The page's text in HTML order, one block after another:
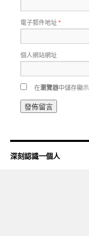
電子郵件地址*
個人網站網址
在瀏覽器中儲存顯
深刻認識一個人